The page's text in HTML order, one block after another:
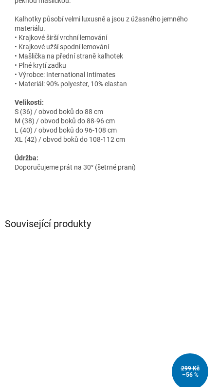
Kalhotky působí velmi luxusně a jsou z úžasného jemného
materiálu.
• Krajkové širší vrchní lemování
• Krajkové užší spodní lemování
• Mašlička na přední straně kalhotek
• Plné krytí zadku
• Výrobce: International Intimates
• Materiál: 90% polyester, 10% elastan
Velikosti:
S (36) / obvod boků do 88 cm
M (38) / obvod boků do 88-96 cm
L (40) / obvod boků do 96-108 cm
XL (42) / obvod boků do 108-112 cm
Údržba:
Doporučujeme prát na 30° (šetrné praní)
Související produkty
299 Kč
–56 %